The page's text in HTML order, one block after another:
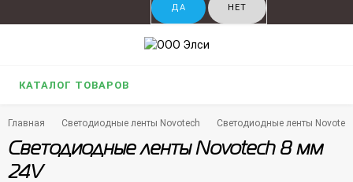
КАТАЛОГ ТОВАРОВ
Главная Светодиодные ленты Novotech Светодиодные ленты
Светодиодные ленты Novotech 8 мм
24V